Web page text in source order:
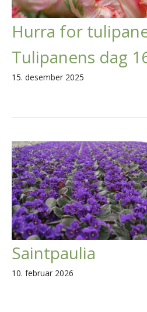
Hurra for
Tulipanens dag
15. desember 2025
Saintpaulia
10. februar 2026